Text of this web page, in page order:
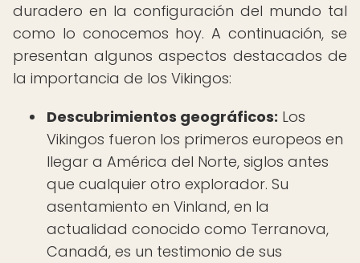
duradero en la configuración del mundo tal
como lo conocemos hoy. A continuación, se
presentan algunos aspectos destacados de
la importancia de los Vikingos:
Descubrimientos geográficos: Los
Vikingos fueron los primeros europeos en
llegar a América del Norte, siglos antes
que cualquier otro explorador. Su
asentamiento en Vinland, en la
actualidad conocido como Terranova,
Canadá, es un testimonio de sus